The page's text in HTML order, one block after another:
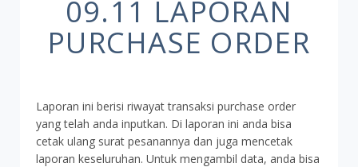
09.11 LAPORAN
PURCHASE ORDER
Laporan ini berisi riwayat transaksi purchase order
yang telah anda inputkan. Di laporan ini anda bisa
cetak ulang surat pesanannya dan juga mencetak
laporan keseluruhan. Untuk mengambil data, anda bisa